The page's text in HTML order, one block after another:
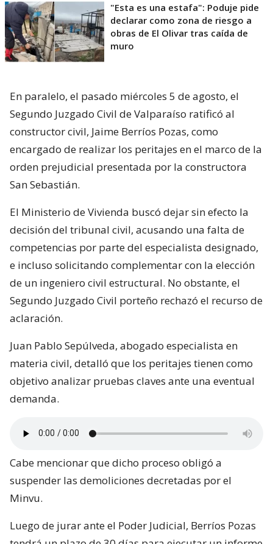
"Esta es una estafa": Poduje pide
declarar como zona de riesgo a
obras de El Olivar tras caída de
muro
En paralelo, el pasado miércoles 5 de agosto, el
Segundo Juzgado Civil de Valparaíso ratificó al
constructor civil, Jaime Berríos Pozas, como
encargado de realizar los peritajes en el marco de la
orden prejudicial presentada por la constructora
San Sebastián.
El Ministerio de Vivienda buscó dejar sin efecto la
decisión del tribunal civil, acusando una falta de
competencias por parte del especialista designado,
e incluso solicitando complementar con la elección
de un ingeniero civil estructural. No obstante, el
Segundo Juzgado Civil porteño rechazó el recurso de
aclaración.
Juan Pablo Sepúlveda, abogado especialista en
materia civil, detalló que los peritajes tienen como
objetivo analizar pruebas claves ante una eventual
demanda.
Cabe mencionar que dicho proceso obligó a
suspender las demoliciones decretadas por el
Minvu.
Luego de jurar ante el Poder Judicial, Berríos Pozas